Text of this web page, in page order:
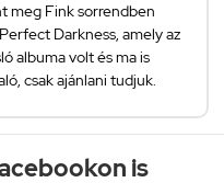
meg Fink sorrendben
Darkness, amely az
albuma volt és ma is
csak ajánlani tudjuk.
is